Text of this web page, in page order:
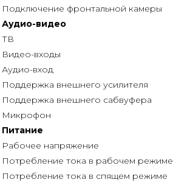
Подключение фронтальной камеры
Аудио-видео
ТВ
Видео-входы
Аудио-вход
Поддержка внешнего усилителя
Поддержка внешнего сабвуфера
Микрофон
Питание
Рабочее напряжение
Потребление тока в рабочем режиме
Потребление тока в спящем режиме